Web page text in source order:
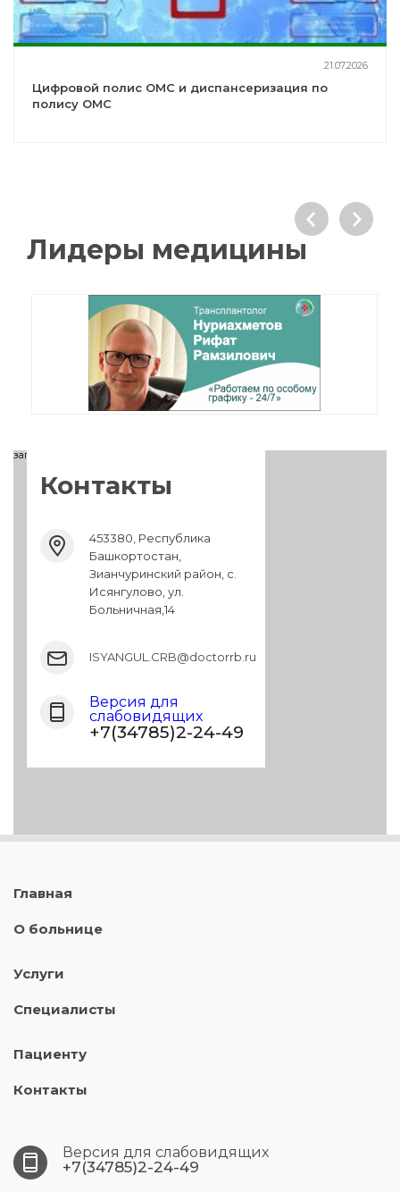
21.07.2026
Цифровой полис ОМС и диспансеризация по
полису ОМС
Лидеры медицины
загрузка карты...
Контакты
453380, Республика
Башкортостан,
Зианчуринский район, с.
Исянгулово, ул.
Больничная,14
ISYANGUL.CRB@doctorrb.ru
Версия для
слабовидящих
+7(34785)2-24-49
Главная
О больнице
Услуги
Специалисты
Пациенту
Контакты
Версия для слабовидящих
+7(34785)2-24-49